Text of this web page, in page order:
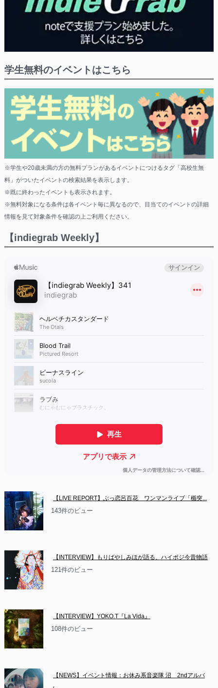
学生無料のイベントはこちら
※学生や20歳未満の方の無料プランがあるイベントにつけるタグ「高校生無
料」がついたイベントの検索結果を表示します。
※既に終わったイベントも表示されます。
※無料対象になる条件は各イベント毎に異なるので、目当てのイベントの詳細
情報を見て対象条件を確認の上ご利用ください。
【indiegrab Weekly】
【LIVE REPORT】ぶっ恋呂百花　ワンマンライブ「楯突...
143件のビュー
【INTERVIEW】もりばやしみほが語る、ハイポジ今昔物語
121件のビュー
【INTERVIEW】YOKO.T『La Vida』
108件のビュー
【NEWS】イベント情報：お休み系音楽隊 沼　2ndアルバ